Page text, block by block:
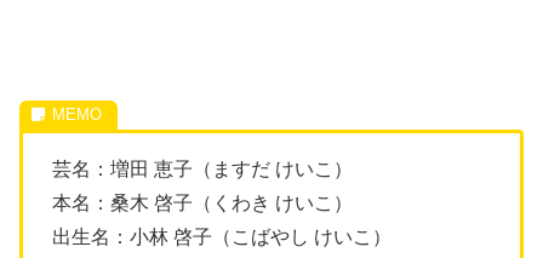
芸名：増田 恵子（ますだ けいこ）
本名：桑木 啓子（くわき けいこ）
出生名：小林 啓子（こばやし けいこ）